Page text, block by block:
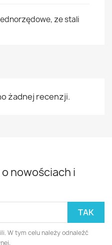
ze stali
żadnej recenzji.
nowościach i
W tym celu należy odnaleźć